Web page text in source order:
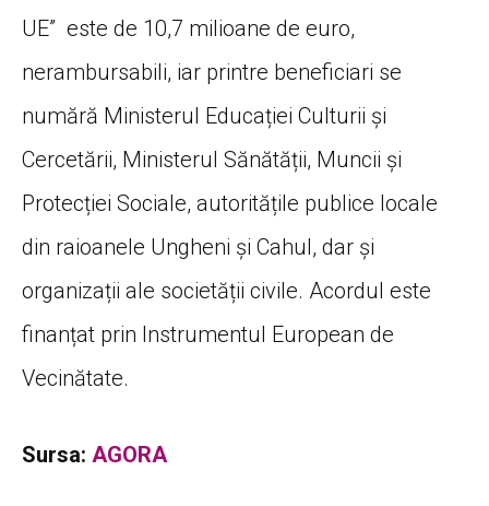
UE” este de 10,7 milioane de euro,
nerambursabili, iar printre beneficiari se
numără Ministerul Educației Culturii și
Cercetării, Ministerul Sănătății, Muncii și
Protecției Sociale, autoritățile publice locale
din raioanele Ungheni și Cahul, dar și
organizații ale societății civile. Acordul este
finanțat prin Instrumentul European de
Vecinătate.
Sursa: AGORA